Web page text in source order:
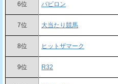
6位 バビロン
7位 大当たり競馬
8位 ヒットザマーク
9位 R32